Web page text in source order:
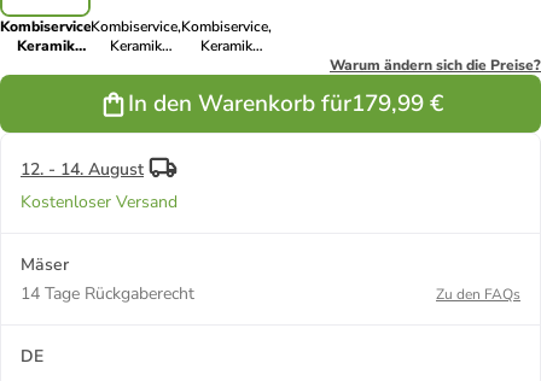
Kombiservice,
Keramik
Kombiservice,
Keramik
Kombiservice,
Keramik
Warum ändern sich die Preise?
In den Warenkorb für179,99 €
12. - 14. August
Kostenloser Versand
Mäser
14 Tage Rückgaberecht
Zu den FAQs
DE